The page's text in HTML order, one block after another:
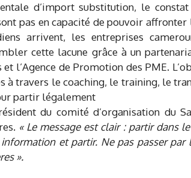
d’import substitution, le
pas en capacité de pouvoir
arrivent, les entreprises
cette lacune grâce à un
l’Agence de Promotion des PME.
à travers le coaching, le training, le
partir légalement
du comité d’organisation du
« Le message est clair : partir dans
et partir. Ne pas passer par
».